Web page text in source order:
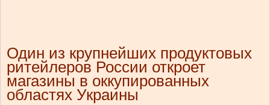
Один из крупнейших продуктовых
ритейлеров России откроет
магазины в оккупированных
областях Украины